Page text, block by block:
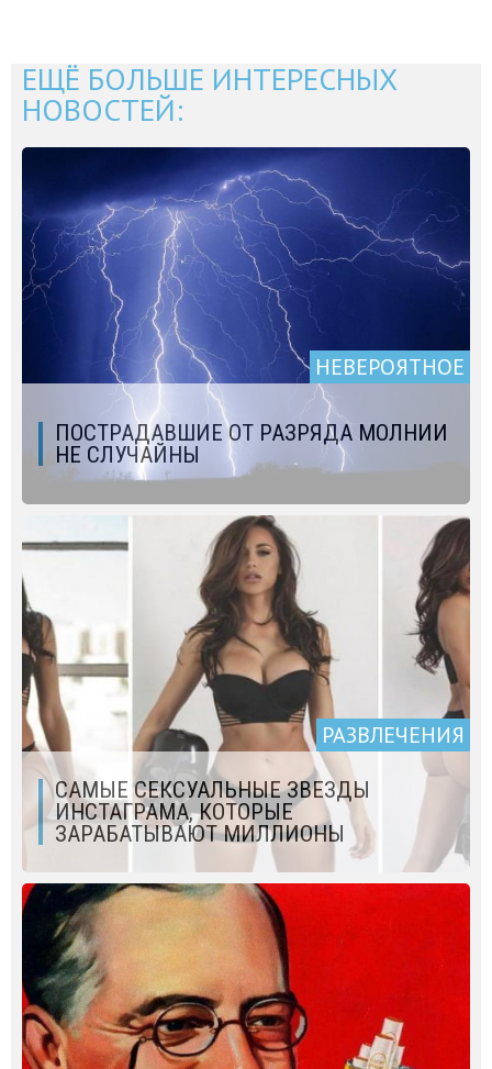
ЕЩЁ БОЛЬШЕ ИНТЕРЕСНЫХ
НОВОСТЕЙ:
НЕВЕРОЯТНОЕ
ПОСТРАДАВШИЕ ОТ РАЗРЯДА МОЛНИИ
НЕ СЛУЧАЙНЫ
РАЗВЛЕЧЕНИЯ
САМЫЕ СЕКСУАЛЬНЫЕ ЗВЕЗДЫ
ИНСТАГРАМА, КОТОРЫЕ
ЗАРАБАТЫВАЮТ МИЛЛИОНЫ